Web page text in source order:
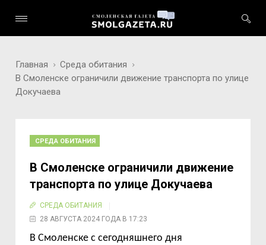
Главная
Среда обитания
В Смоленске ограничили движение транспорта по улице
Докучаева
СРЕДА ОБИТАНИЯ
В Смоленске ограничили движение
транспорта по улице Докучаева
СРЕДА ОБИТАНИЯ
28 АВГУСТА 2024 ГОДА В 17:23
В Смоленске с сегодняшнего дня